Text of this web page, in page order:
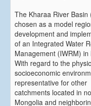
The Kharaa River Basin
chosen as a model
development and
of an Integrated Water
Management (IWRM) in
With regard to the
socioeconomic
representative for other
catchments located in
Mongolia and